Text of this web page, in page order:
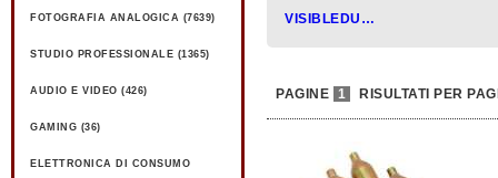
FOTOGRAFIA ANALOGICA (7639)
STUDIO PROFESSIONALE (1365)
AUDIO E VIDEO (426)
GAMING (36)
ELETTRONICA DI CONSUMO
VISIBLEDUST (1)
PAGINE 1 RISULTATI PER